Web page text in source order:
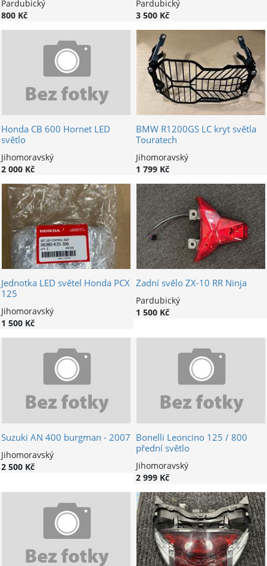
Pardubický
800 Kč
Pardubický
3 500 Kč
Honda CB 600 Hornet LED
světlo
Jihomoravský
2 000 Kč
BMW R1200GS LC kryt světla
Touratech
Jihomoravský
1 799 Kč
Jednotka LED světel Honda PCX
125
Jihomoravský
1 500 Kč
Zadní svělo ZX-10 RR Ninja
Pardubický
1 500 Kč
Suzuki AN 400 burgman - 2007
Jihomoravský
2 500 Kč
Bonelli Leoncino 125 / 800
přední světlo
Jihomoravský
2 999 Kč